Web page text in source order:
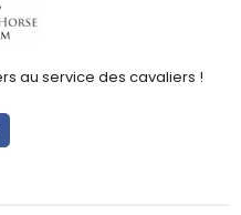
au service des cavaliers !